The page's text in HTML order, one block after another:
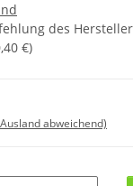
des
€)
abweichend)